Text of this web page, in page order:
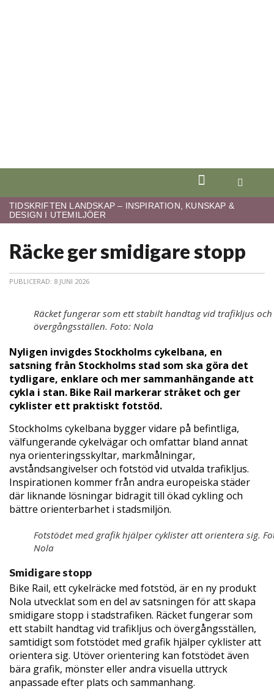
TIDSKRIFTEN LANDSKAP – INSPIRATION, KUNSKAP &
DESIGN I UTEMILJÖER
Räcke ger smidigare stopp
PUBLICERAD: 8 JUNI 2026
Räcket fungerar som ett stabilt handtag vid trafikljus och
övergångsställen. Foto: Nola
Nyligen invigdes Stockholms cykelbana, en
satsning från Stockholms stad som ska göra det
tydligare, enklare och mer sammanhängande att
cykla i stan. Bike Rail markerar stråket och ger
cyklister ett praktiskt fotstöd.
Stockholms cykelbana bygger vidare på befintliga,
välfungerande cykelvägar och omfattar bland annat
nya orienteringsskyltar, markmålningar,
avståndsangivelser och fotstöd vid utvalda trafikljus.
Inspirationen kommer från andra europeiska städer
där liknande lösningar bidragit till ökad cykling och
bättre orienterbarhet i stadsmiljön.
Fotstödet med grafik hjälper cyklister att orientera sig.
Nola
Smidigare stopp
Bike Rail, ett cykelräcke med fotstöd, är en ny produkt
Nola utvecklat som en del av satsningen för att skapa
smidigare stopp i stadstrafiken. Räcket fungerar som
ett stabilt handtag vid trafikljus och övergångsställen,
samtidigt som fotstödet med grafik hjälper cyklister att
orientera sig. Utöver orientering kan fotstödet även
bära grafik, mönster eller andra visuella uttryck
anpassade efter plats och sammanhang.